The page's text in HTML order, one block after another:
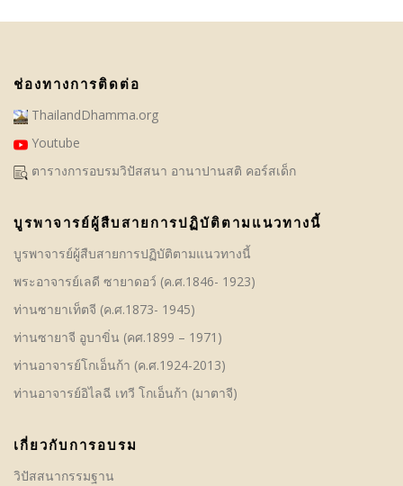
ช่องทางการติดต่อ
ThailandDhamma.org
Youtube
ตารางการอบรมวิปัสสนา อานาปานสติ คอร์สเด็ก
บูรพาจารย์ผู้สืบสายการปฏิบัติตามแนวทางนี้
บูรพาจารย์ผู้สืบสายการปฏิบัติตามแนวทางนี้
พระอาจารย์เลดี ซายาดอว์ (ค.ศ.1846- 1923)
ท่านซายาเท็ตจี (ค.ศ.1873- 1945)
ท่านซายาจี อูบาขิ่น (คศ.1899 – 1971)
ท่านอาจารย์โกเอ็นก้า (ค.ศ.1924-2013)
ท่านอาจารย์อิไลฉี เทวี โกเอ็นก้า (มาตาจี)
เกี่ยวกับการอบรม
วิปัสสนากรรมฐาน